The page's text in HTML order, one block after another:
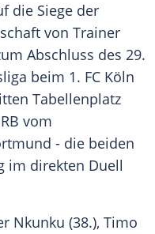
die Siege der
von Trainer
Abschluss des 29.
beim 1. FC Köln
Tabellenplatz
vom
- die beiden
im direkten Duell
Nkunku (38.), Timo